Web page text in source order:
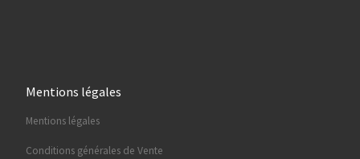
Mentions légales
Mentions légales
Conditions générales de Vente